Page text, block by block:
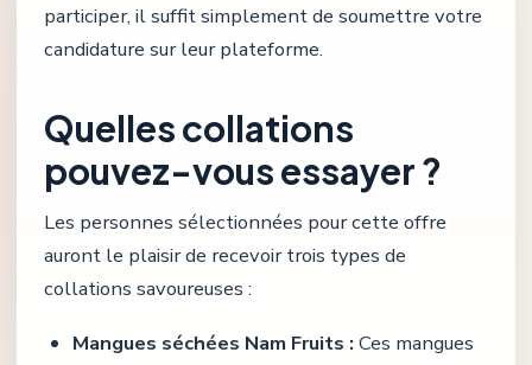
participer, il suffit simplement de soumettre votre
candidature sur leur plateforme.
Quelles collations
pouvez-vous essayer ?
Les personnes sélectionnées pour cette offre
auront le plaisir de recevoir trois types de
collations savoureuses :
Mangues séchées Nam Fruits : Ces mangues